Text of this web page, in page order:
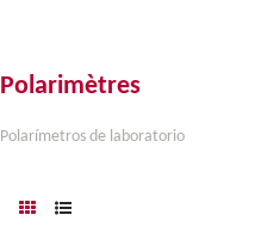
Polarimètres
Polarímetros de laboratorio